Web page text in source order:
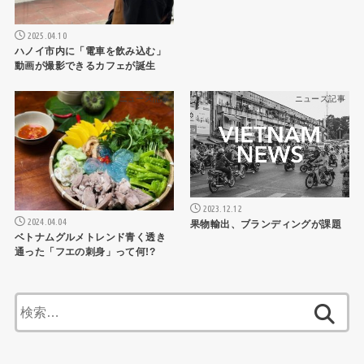
2025.04.10
ハノイ市内に「電車を飲み込む」
動画が撮影できるカフェが誕生
ニュース記事
2024.04.04
ベトナムグルメトレンド青く透き
通った「フエの刺身」って何!?
ニュース記事
2023.12.12
果物輸出、ブランディングが課題
索: